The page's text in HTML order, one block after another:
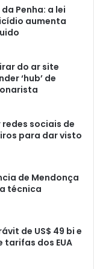
Penha: a lei
aumenta
do ar site
‘hub’ de
sociais de
para dar visto
de Mendonça
técnica
de US$ 49 bi e
dos EUA